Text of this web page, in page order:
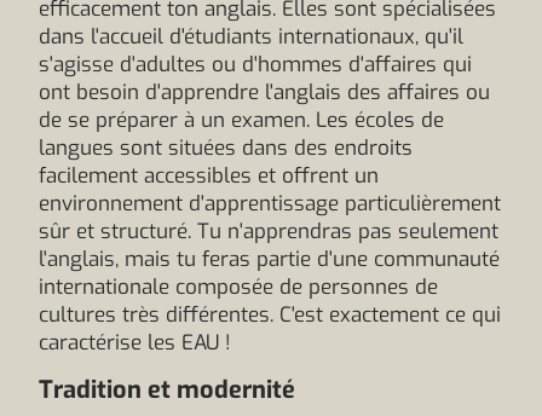
efficacement ton anglais. Elles sont spécialisées
dans l'accueil d'étudiants internationaux, qu'il
s'agisse d'adultes ou d'hommes d'affaires qui
ont besoin d'apprendre l'anglais des affaires ou
de se préparer à un examen. Les écoles de
langues sont situées dans des endroits
facilement accessibles et offrent un
environnement d'apprentissage particulièrement
sûr et structuré. Tu n'apprendras pas seulement
l'anglais, mais tu feras partie d'une communauté
internationale composée de personnes de
cultures très différentes. C'est exactement ce qui
caractérise les EAU !
Tradition et modernité